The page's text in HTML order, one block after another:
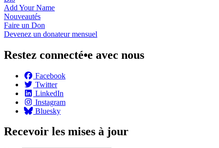
Add YourName
Nouveautés
Faire un Don
Devenez un donateurmensuel
Restez connecté•e avec nous
Facebook
Twitter
LinkedIn
Instagram
Bluesky
Recevoir les mises à jour